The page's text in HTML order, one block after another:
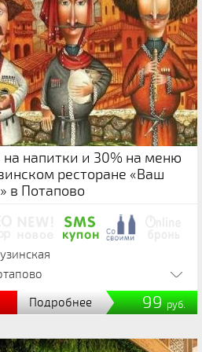
напитки и 30% на меню
ресторане «Ваш
в Потапово
Подробнее 99руб.